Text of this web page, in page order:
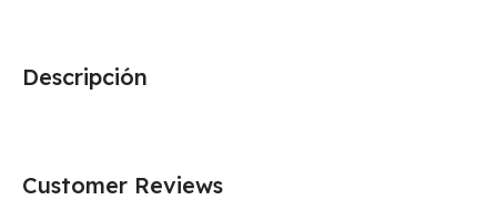
Descripción
Customer Reviews